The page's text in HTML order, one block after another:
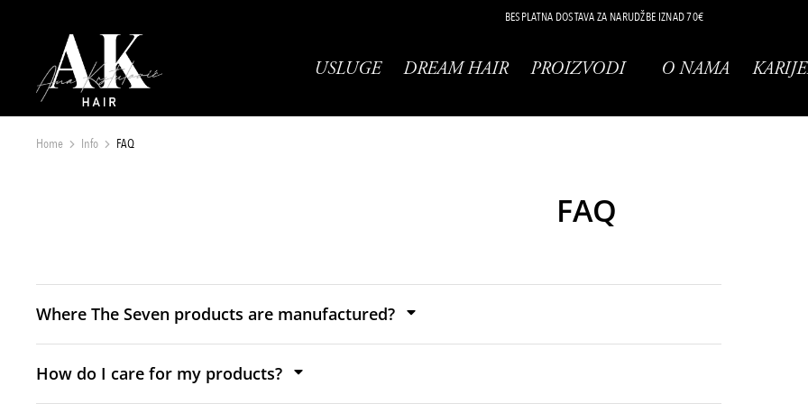
BESPLATNA DOSTAVA ZA NARUDŽBE IZNAD 70€
USLUGE DREAM HAIR PROIZVODI O NAMA
You are here:
Home Info FAQ
FAQ
Where The Seven products are manufactured?
How do I care for my products?